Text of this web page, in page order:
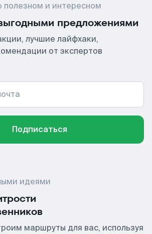
полезном и интересном
предложениями
лучшие лайфхаки,
от экспертов
Подписаться
идеями
маршруты для вас, используя